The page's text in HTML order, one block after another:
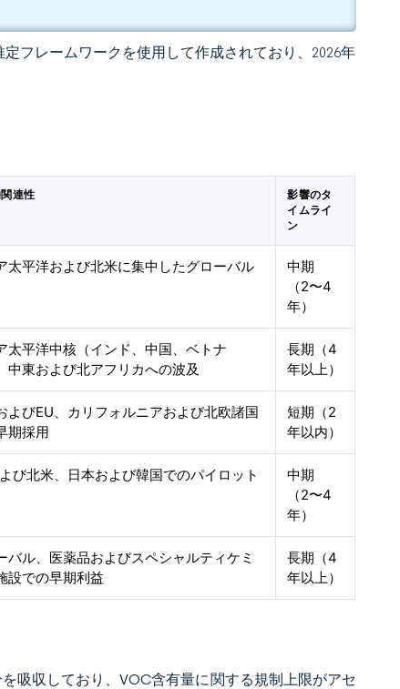
フレームワークを使用して作成されており、2026年
連性
影響のタ
イムライ
ン
太平洋および北米に集中したグローバル
中期
（2〜4
年）
太平洋中核（インド、中国、ベトナ
中東および北アフリカへの波及
長期（4
年以上）
よびEU、カリフォルニアおよび北欧諸国
期採用
短期（2
年以内）
び北米、日本および韓国でのパイロット
中期
（2〜4
年）
バル、医薬品およびスペシャルティケミ
設での早期利益
長期（4
年以上）
吸収しており、VOC含有量に関する規制上限がアセ